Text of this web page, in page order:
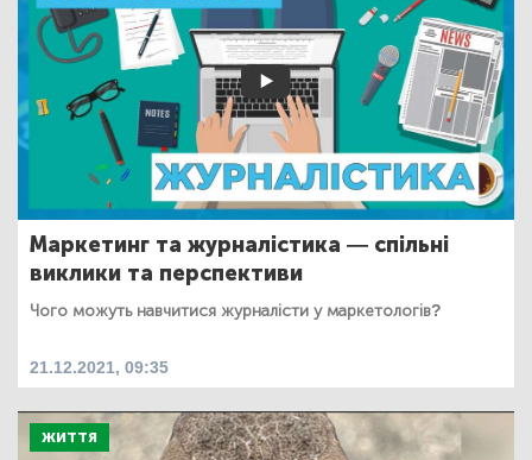
Маркетинг та журналістика — спільні
виклики та перспективи
Чого можуть навчитися журналісти у маркетологів?
21.12.2021, 09:35
ЖИТТЯ